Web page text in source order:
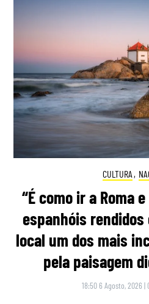
CULTURA ,
“É como ir a Roma
espanhóis
local um dos mais
pela paisagem
18:50 6 Agosto, 2026 |